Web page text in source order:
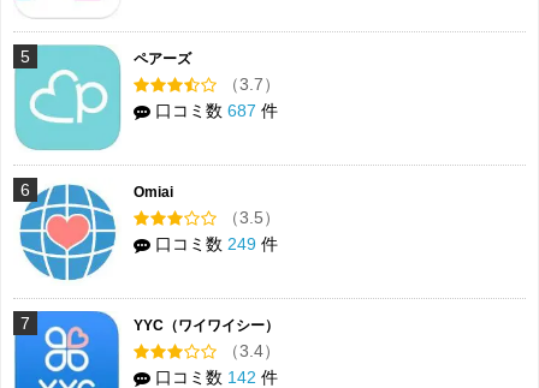
5 ペアーズ
（3.7）
口コミ数 687 件
6 Omiai
（3.5）
口コミ数 249 件
7 YYC（ワイワイシー）
（3.4）
口コミ数 142 件